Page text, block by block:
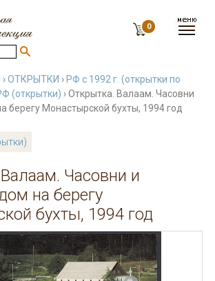
0
›ОТКРЫТКИ › РФ с 1992 г. (открытки по
(открытки) › Открытка. Валаам. Часовни
берегу Монастырской бухты, 1994 год
Часовни и
на берегу
бухты, 1994 год